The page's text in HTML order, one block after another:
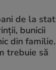
de la stat
bunicii
din familie.
trebuie să